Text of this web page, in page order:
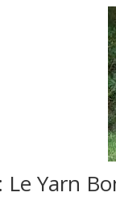
Yarn